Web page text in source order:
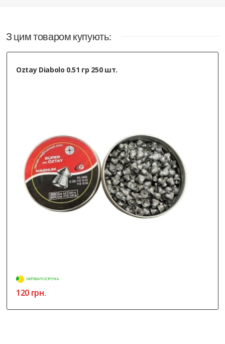
З цим товаром купують:
Oztay Diabolo 0.51 гр 250 шт.
МИТТЄВА РОЗСТРОЧКА
120 грн.